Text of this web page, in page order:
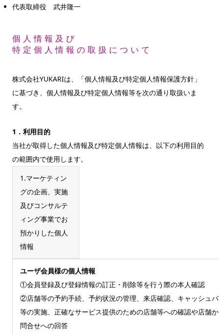
代表取締役 武井隆一
個人情報及び
特定個人情報の取扱について
株式会社YUKARIは、「個人情報及び特定個人情報保護方針」
に基づき、個人情報及び特定個人情報等を次の通り取扱いま
す。
1．利用目的
当社が取得した個人情報及び特定個人情報は、以下の利用目的
の範囲内で使用します。
1.マーケティン
グの企画、実施
及びコンサルテ
ィング事業でお
預かりした個人
情報
ユーザ会員様の個人情報
①会員登録及び登録情報の訂正・削除等を行う際の本人確認
②店舗等の予約手続、予約状況の管理、来店確認、キャッシュ
等の実施、正確なサービス提供のための店舗等への確認や店舗
問合せへの回答